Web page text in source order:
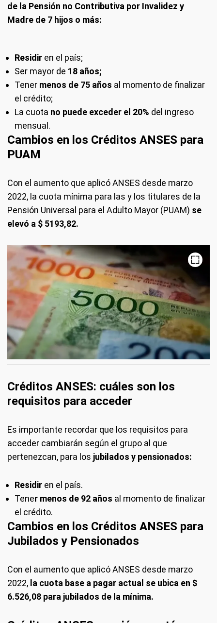
de la Pensión no Contributiva por Invalidez y
Madre de 7 hijos o más:
Residir en el país;
Ser mayor de 18 años;
Tener menos de 75 años al momento de finalizar
el crédito;
La cuota no puede exceder el 20% del ingreso
mensual.
Cambios en los Créditos ANSES para
PUAM
Con el aumento que aplicó ANSES desde marzo
2022, la cuota mínima para las y los titulares de la
Pensión Universal para el Adulto Mayor (PUAM) se
elevó a $ 5193,82.
Créditos ANSES: cuáles son los
requisitos para acceder
Es importante recordar que los requisitos para
acceder cambiarán según el grupo al que
pertenezcan, para los jubilados y pensionados:
Residir en el país.
Tener menos de 92 años al momento de finalizar
el crédito.
Cambios en los Créditos ANSES para
Jubilados y Pensionados
Con el aumento que aplicó ANSES desde marzo
2022, la cuota base a pagar actual se ubica en $
6.526,08 para jubilados de la mínima.